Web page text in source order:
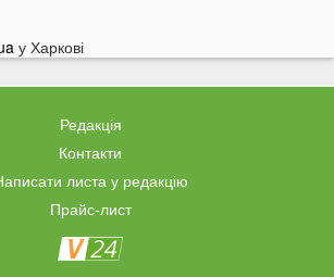
потрібно викинути через 48 годин: вони
небезпечними
заборонено робити на Яблучний
перелік
можуть оштрафувати на 1190 гривень
рясно ростуть маслюки: показали
у Харкові
Редакція
Контакти
листа у редакцію
Прайс-лист